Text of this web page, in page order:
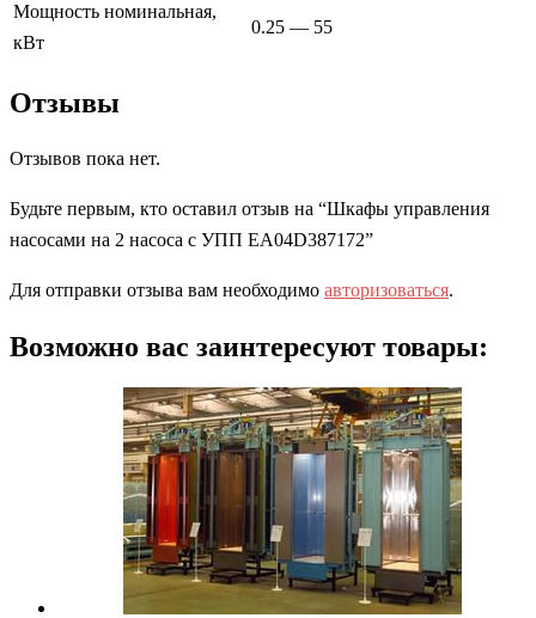
Мощность номинальная,
кВт
0.25 — 55
Отзывы
Отзывов пока нет.
Будьте первым, кто оставил отзыв на “Шкафы управления
насосами на 2 насоса с УПП EA04D387172”
Для отправки отзыва вам необходимо авторизоваться.
Возможно вас заинтересуют товары: